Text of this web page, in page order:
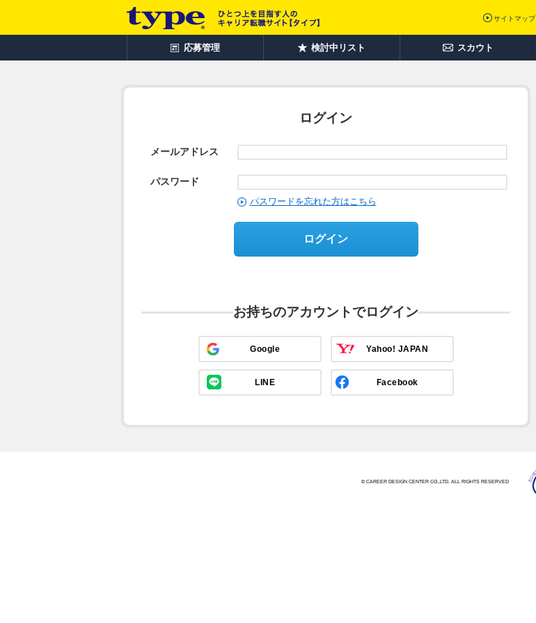
サイトマップ
応募管理 検討中リスト スカウト
ログイン
メールアドレス
パスワード
パスワードを忘れた方はこちら
ログイン
お持ちのアカウントでログイン
Google Yahoo! JAPAN
LINE Facebook
© CAREER DESIGN CENTER CO.,LTD. ALL RIGHTS RESERVED